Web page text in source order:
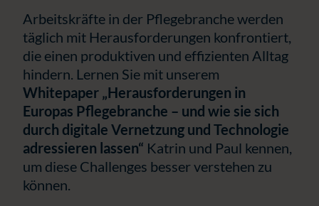
Arbeitskräfte in der Pflegebranche werden
täglich mit Herausforderungen konfrontiert,
die einen produktiven und effizienten Alltag
hindern. Lernen Sie mit unserem
Whitepaper „Herausforderungen in
Europas Pflegebranche – und wie sie sich
durch digitale Vernetzung und Technologie
adressieren lassen“ Katrin und Paul kennen,
um diese Challenges besser verstehen zu
können.